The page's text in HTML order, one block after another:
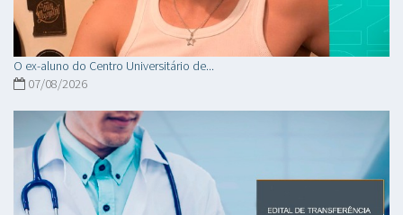
O ex-aluno do Centro Universitário de...
07/08/2026